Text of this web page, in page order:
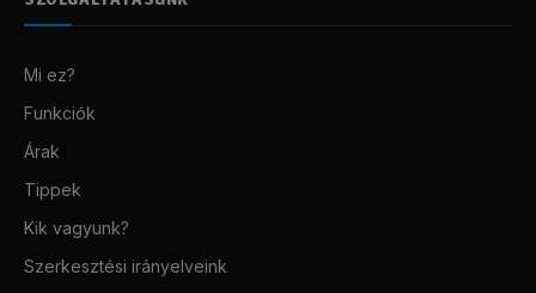
Mi ez?
Funkciók
Árak
Tippek
Kik vagyunk?
Szerkesztési irányelveink